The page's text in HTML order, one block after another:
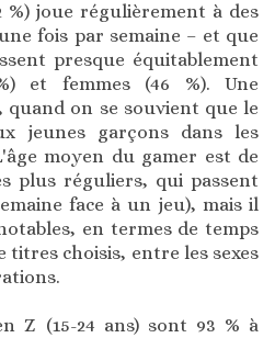
%) joue régulièrement à des
fois par semaine – et que
presque équitablement
et femmes (46 %). Une
on se souvient que le
jeunes garçons dans les
moyen du gamer est de
plus réguliers, qui passent
face à un jeu), mais il
en termes de temps
titres choisis, entre les sexes
Z (15-24 ans) sont 93 % à